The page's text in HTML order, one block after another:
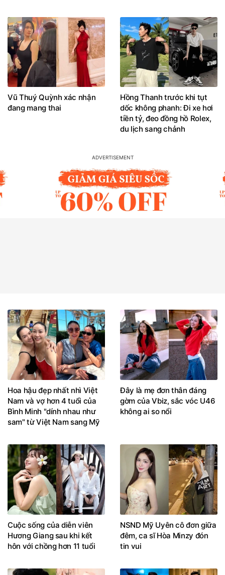
Vũ Thuý Quỳnh xác nhận
đang mang thai
Hồng Thanh trước khi tụt
dốc không phanh: Đi xe hơi
tiền tỷ, đeo đồng hồ Rolex,
du lịch sang chảnh
Hoa hậu đẹp nhất nhì Việt
Nam và vợ hơn 4 tuổi của
Bình Minh "dính nhau như
sam" từ Việt Nam sang Mỹ
Đây là mẹ đơn thân đáng
gờm của Vbiz, sắc vóc U46
không ai so nổi
Cuộc sống của diễn viên
Hương Giang sau khi kết
hôn với chồng hơn 11 tuổi
NSND Mỹ Uyên cô đơn giữa
đêm, ca sĩ Hòa Minzy đón
tin vui